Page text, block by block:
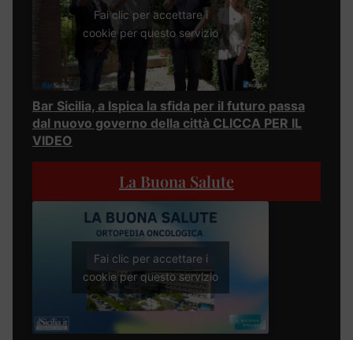
Fai clic per accettare i
cookie per questo servizio
Bar Sicilia, a Ispica la sfida per il futuro passa
dal nuovo governo della città CLICCA PER IL
VIDEO
La Buona Salute
Fai clic per accettare i
cookie per questo servizio